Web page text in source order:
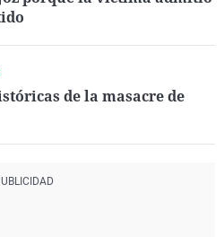
de la masacre de